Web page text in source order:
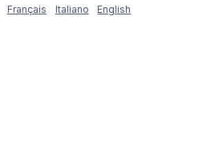
Français Italiano English